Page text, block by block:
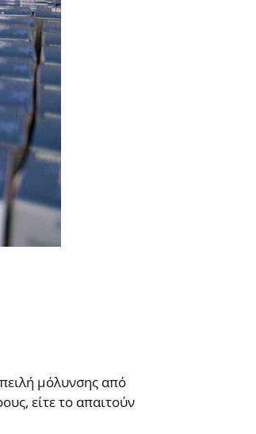
μόλυνσης από
είτε το απαιτούν